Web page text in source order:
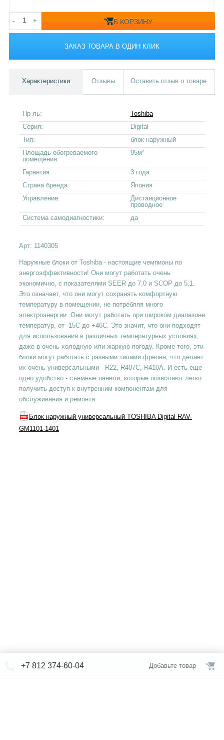
- + В КОРЗИНУ
ЗАКАЗ ТОВАРА В ОДИН КЛИК
Характеристики Отзывы Оставить отзыв о товаре
Пр-ль:
Toshiba
Серия:
Digital
Тип:
блок наружный
Площадь обогреваемого
помещения:
95м²
Гарантия:
3 года
Страна бренда:
Япония
Управление:
Дистанционное
проводное
Система самодиагностики:
да
Арт: 1140305
Наружные блоки от Toshiba - настоящие чемпионы по
энергоэффективности! Они могут работать очень
экономично, с показателями SEER до 7,0 и SCOP до 5,1.
Это означает, что они могут сохранять комфортную
температуру в помещении, не потребляя много
электроэнергии. Они могут работать при широком диапазоне
температур, от -15C до +46C. Это значит, что они подходят
для использования в различных температурных условиях,
даже в очень холодную или жаркую погоду. Кроме того, эти
блоки могут работать с разными типами фреона, что делает
их очень универсальными - R22, R407C, R410A. И есть еще
одно удобство - съемные панели, которые позволяют легко
получить доступ к внутренним компонентам для
обслуживания и ремонта
Блок наружный универсальный TOSHIBA Digital RAV-
GM1101-1401
+7 812 374-60-04 Добавьте товар